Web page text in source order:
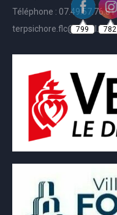
Téléphone : 07.49.57.76.81
terpsichore.flc@gmail.com
799 782